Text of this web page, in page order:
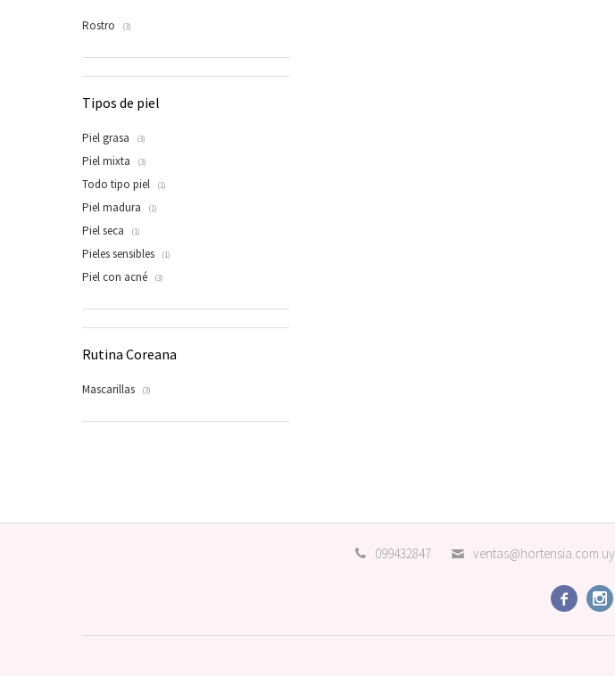
Rostro (3)
Tipos de piel
Piel grasa (3)
Piel mixta (3)
Todo tipo piel (1)
Piel madura (1)
Piel seca (1)
Pieles sensibles (1)
Piel con acné (3)
Rutina Coreana
Mascarillas (3)
099432847 ventas@hortensia.com.uy
 